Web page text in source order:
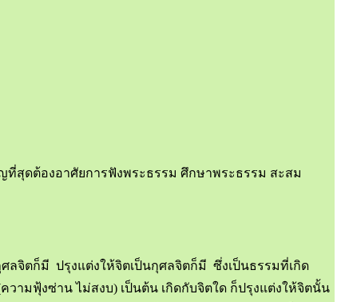
ที่สุดต้องอาศัยการฟังพระธรรม ศึกษาพระธรรม สะสม
ลจิตก็มี ปรุงแต่งให้จิตเป็นกุศลจิตก็มี ซึ่งเป็นธรรมที่เกิด
วามฟุ้งซ่าน ไม่สงบ) เป็นต้น เกิดกับจิตใด ก็ปรุงแต่งให้จิตนั้น